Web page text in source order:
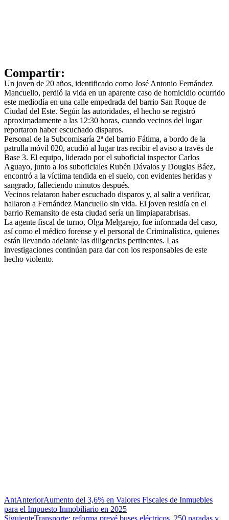
Compartir:
Un joven de 20 años, identificado como José Antonio Fernández
Mancuello, perdió la vida en un aparente caso de homicidio ocurrido
este mediodía en una calle empedrada del barrio San Roque de
Ciudad del Este. Según las autoridades, el hecho se registró
aproximadamente a las 12:30 horas, cuando vecinos del lugar
reportaron haber escuchado disparos.
Personal de la Subcomisaría 2ª del barrio Fátima, a bordo de la
patrulla móvil 020, acudió al lugar tras recibir el aviso a través de
Base 3. El equipo, liderado por el suboficial inspector Carlos
Aguayo, junto a los suboficiales Rubén Dávalos y Douglas Báez,
encontró a la víctima tendida en el suelo, con evidentes heridas y
sangrado, falleciendo minutos después.
Vecinos relataron haber escuchado disparos y, al salir a verificar,
hallaron a Fernández Mancuello sin vida. El joven residía en el
barrio Remansito de esta ciudad sería un limpiaparabrisas.
La agente fiscal de turno, Olga Melgarejo, fue informada del caso,
así como el médico forense y el personal de Criminalística, quienes
están llevando adelante las diligencias pertinentes. Las
investigaciones continúan para dar con los responsables de este
hecho violento.
AntAnteriorAumento del 3,6% en Valores Fiscales de Inmuebles
para el Impuesto Inmobiliario en 2025
SiguienteTransporte: reforma prevé buses eléctricos, 250 paradas y